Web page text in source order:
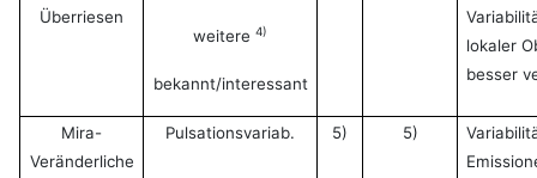
Überriesen
weitere 4)
bekannt/interessant
lokaler
besser
Mira-
Veränderliche
Pulsationsvariab. 5) 5)